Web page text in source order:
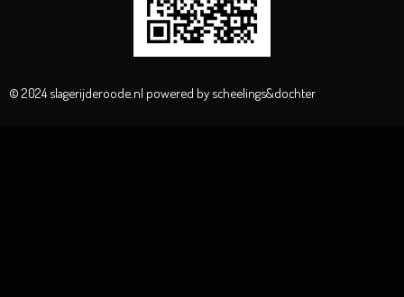
© 2024 slagerijderoode.nl powered by scheelings&dochter